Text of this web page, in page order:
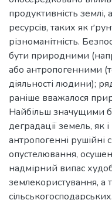
продуктивність землі,
ресурсів, таких як
різноманітність.
бути природними
або антропогенними
діяльності людини);
раніше вважалося
Найбільш значущими
деградації земель, як
антропогенні рушійні
опустелювання,
надмірний випас
землекористування, а